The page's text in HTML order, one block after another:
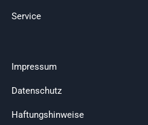
Service
Impressum
Datenschutz
Haftungshinweise